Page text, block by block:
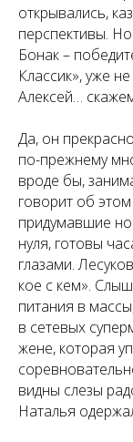
открывались,
перспективы.
Бонак –
Классик», уже
Алексей…
Да, он
по-прежнему
вроде бы,
говорит об
придумавшие
нуля, готовы
глазами.
кое с кем».
питания в
в сетевых
жене, которая
видны слезы
Наталья